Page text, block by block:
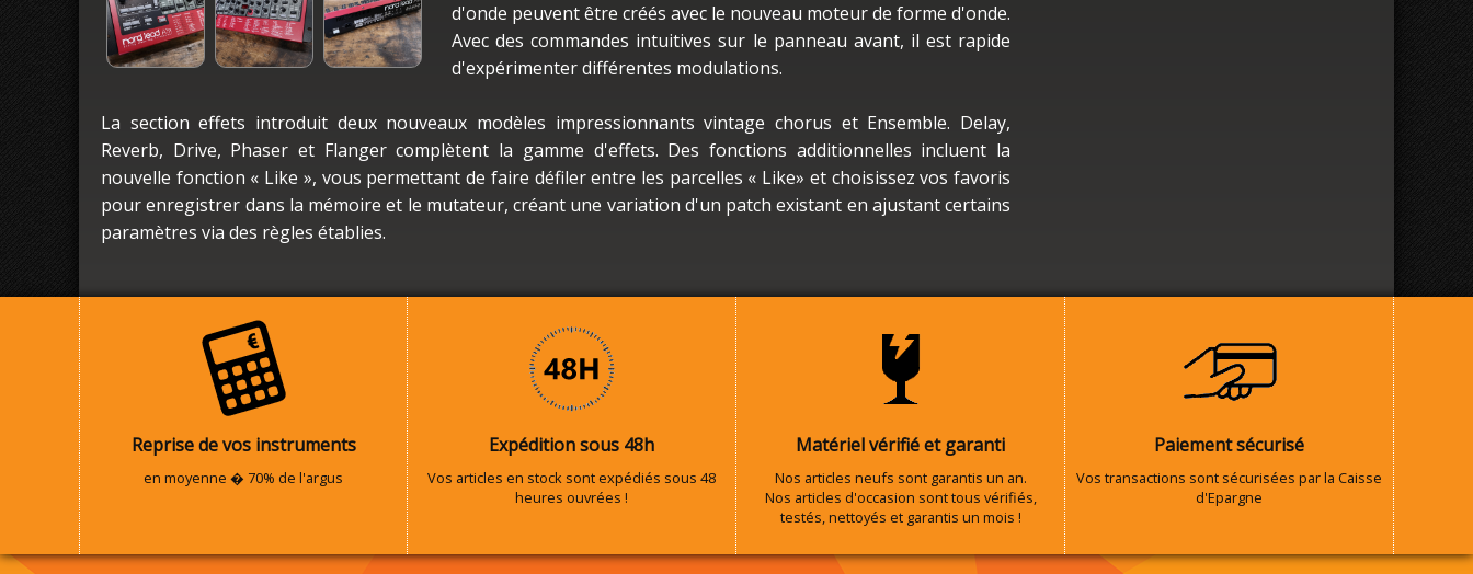
d'onde peuvent être créés avec le nouveau moteur de forme d'onde.
Avec des commandes intuitives sur le panneau avant, il est rapide
d'expérimenter différentes modulations.
La section effets introduit deux nouveaux modèles impressionnants vintage chorus et Ensemble. Delay,
Reverb, Drive, Phaser et Flanger complètent la gamme d'effets. Des fonctions additionnelles incluent la
nouvelle fonction « Like », vous permettant de faire défiler entre les parcelles « Like» et choisissez vos favoris
pour enregistrer dans la mémoire et le mutateur, créant une variation d'un patch existant en ajustant certains
paramètres via des règles établies.
Reprise de vos instruments
en moyenne � 70% de l'argus
Expédition sous 48h
Vos articles en stock sont expédiés sous 48
heures ouvrées !
Matériel vérifié et garanti
Nos articles neufs sont garantis un an.
Nos articles d'occasion sont tous vérifiés,
testés, nettoyés et garantis un mois !
Paiement sécurisé
Vos transactions sont sécurisées par la Caisse
d'Epargne